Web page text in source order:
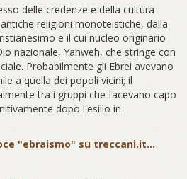
delle credenze e della cultura
religioni monoteistiche, dalla
e il cui nucleo originario
nazionale, Yahweh, che stringe con
Probabilmente gli Ebrei avevano
a quella dei popoli vicini; il
tra i gruppi che facevano capo
dopo l'esilio in
"ebraismo" su treccani.it...